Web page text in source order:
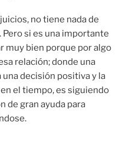
no tiene nada de
. Pero si es una importante
muy bien porque por algo
relación; donde una
decisión positiva y la
el tiempo, es siguiendo
de gran ayuda para